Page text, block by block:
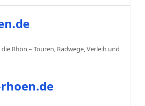
Rhön – Touren, Radwege, Verleih und